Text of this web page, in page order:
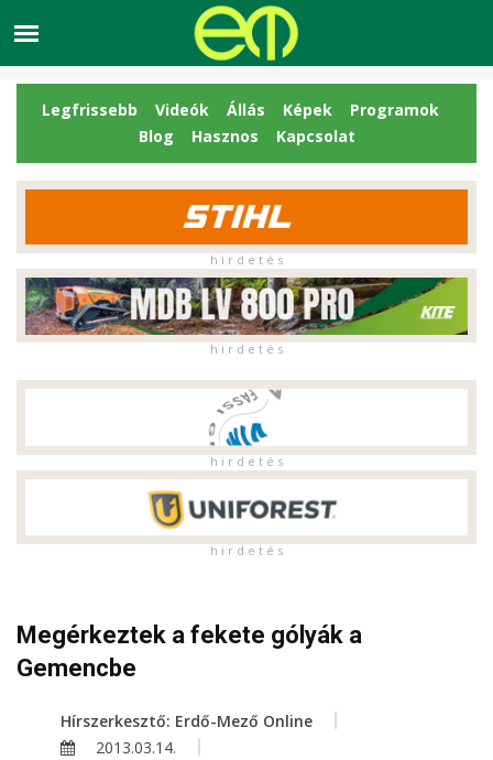
Legfrissebb Videók Állás Képek
Programok
Blog
Hasznos Kapcsolat
h i r d e t é s
h i r d e t é s
h i r d e t é s
h i r d e t é s
Megérkeztek a fekete gólyák a
Gemencbe
Hírszerkesztő: Erdő-Mező Online
2013.03.14.